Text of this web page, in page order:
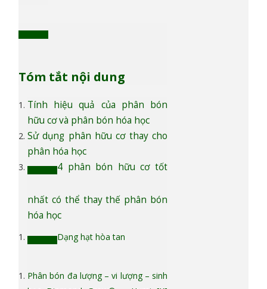
Tóm tắt nội dung
Tính hiệu quả của phân bón
hữu cơ và phân bón hóa học
Sử dụng phân hữu cơ thay cho
phân hóa học
4 phân bón hữu cơ tốt
nhất có thể thay thế phân bón
hóa học
Dạng hạt hòa tan
Phân bón đa lượng – vi lượng – sinh